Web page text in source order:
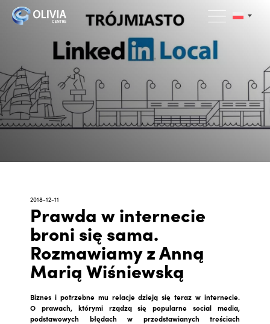
2018-12-11
Prawda w internecie
broni się sama.
Rozmawiamy z Anną
Marią Wiśniewską
Biznes i potrzebne mu relacje dzieją się teraz w internecie.
O prawach, którymi rządzą się popularne social media,
podstawowych błędach w przedstawianych treściach